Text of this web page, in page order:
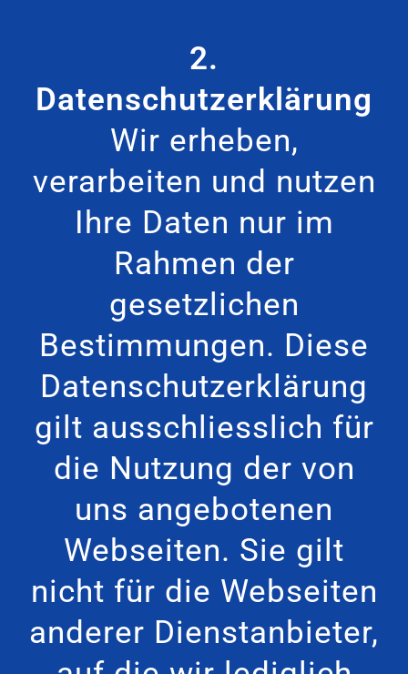
2.
Datenschutzerklärung
Wir erheben,
verarbeiten und nutzen
Ihre Daten nur im
Rahmen der
gesetzlichen
Bestimmungen. Diese
Datenschutzerklärung
gilt ausschliesslich für
die Nutzung der von
uns angebotenen
Webseiten. Sie gilt
nicht für die Webseiten
anderer Dienstanbieter,